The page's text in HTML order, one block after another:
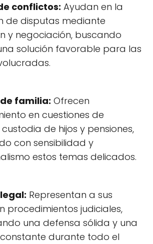
conflictos: Ayudan en la
de disputas mediante
y negociación, buscando
solución favorable para las
familia: Ofrecen
en cuestiones de
de hijos y pensiones,
con sensibilidad y
estos temas delicados.
Representan a sus
procedimientos judiciales,
una defensa sólida y una
durante todo el